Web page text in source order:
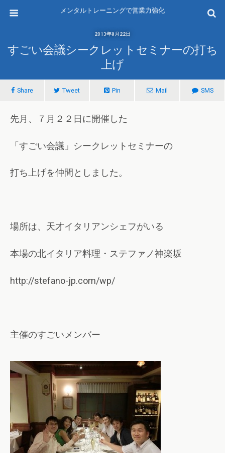
メンタルトレーニングで営業力強化
2013年8月22日
すごい会議シークレットセミナーの打ち
上げ
Share Tweet Pin Mail SMS
先月、７月２２日に開催した
「すごい会議」シークレットセミナーの
打ち上げを仲間としました。
場所は、天才イタリアンシェフがいる
本場の北イタリア料理・ステファノ神楽坂
http://stefano-jp.com/wp/
主催のすごいメンバー